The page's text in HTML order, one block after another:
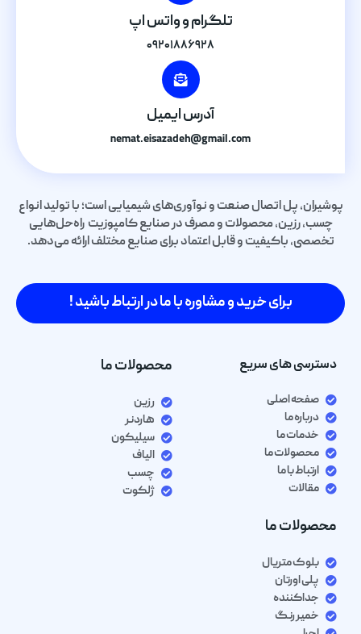
تلگرام و واتس اپ
۰۹۲۰۱۸۸۶۹۲۸
آدرس ایمیل
nemat.eisazadeh@gmail.com
پوشیران، پل اتصال صنعت و نوآوری‌های شیمیایی است؛ با تولید انواع
چسب، رزین، محصولات و مصرف در صنایع کامپوزیت راه‌حل‌هایی
تخصصی، باکیفیت و قابل اعتماد برای صنایع مختلف ارائه می‌دهد.
برای خرید و مشاوره با ما در ارتباط باشید !
دسترسی های سریع
صفحه اصلی
درباره ما
خدمات ما
محصولات ما
ارتباط با ما
مقالات
محصولات ما
رزین
هاردنر
سیلیکون
الیاف
چسب
ژلکوت
محصولات ما
بلوک متریال
پلی اورتان
جداکننده
خمیر رنگ